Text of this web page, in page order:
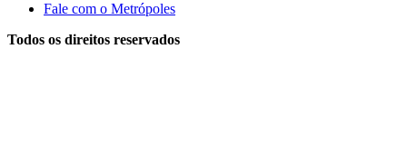
Fale com o Metrópoles
Todos os direitos reservados